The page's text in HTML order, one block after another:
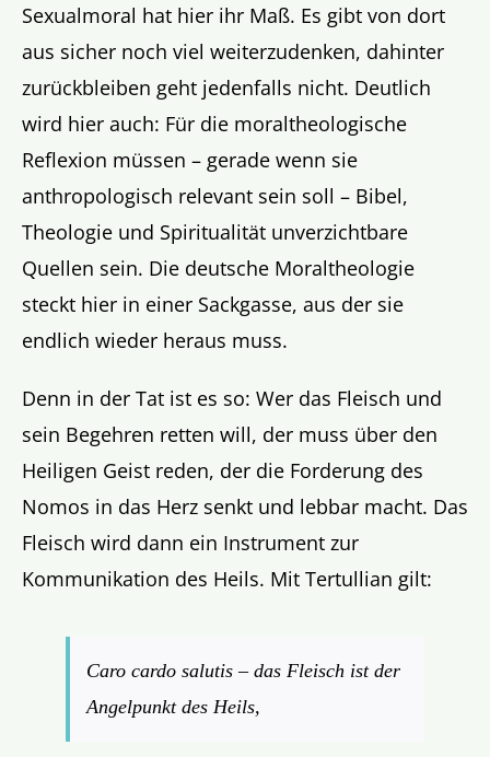
Sexualmoral hat hier ihr Maß. Es gibt von dort
aus sicher noch viel weiterzudenken, dahinter
zurückbleiben geht jedenfalls nicht. Deutlich
wird hier auch: Für die moraltheologische
Reflexion müssen – gerade wenn sie
anthropologisch relevant sein soll – Bibel,
Theologie und Spiritualität unverzichtbare
Quellen sein. Die deutsche Moraltheologie
steckt hier in einer Sackgasse, aus der sie
endlich wieder heraus muss.
Denn in der Tat ist es so: Wer das Fleisch und
sein Begehren retten will, der muss über den
Heiligen Geist reden, der die Forderung des
Nomos in das Herz senkt und lebbar macht. Das
Fleisch wird dann ein Instrument zur
Kommunikation des Heils. Mit Tertullian gilt:
Caro cardo salutis – das Fleisch ist der
Angelpunkt des Heils,